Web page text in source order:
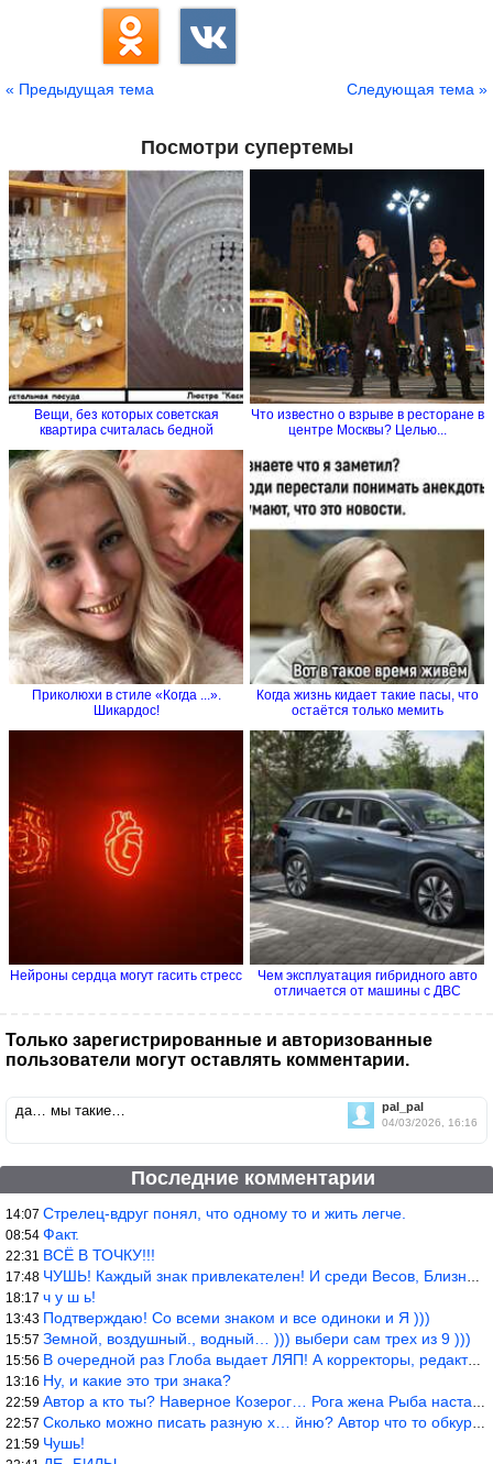
« Предыдущая тема Следующая тема »
Посмотри супертемы
Вещи, без которых советская
квартира считалась бедной
Что известно о взрыве в ресторане в
центре Москвы? Целью...
Приколюхи в стиле «Когда ...».
Шикардос!
Когда жизнь кидает такие пасы, что
остаётся только мемить
Нейроны сердца могут гасить стресс
Чем эксплуатация гибридного авто
отличается от машины с ДВС
Только зарегистрированные и авторизованные
пользователи могут оставлять комментарии.
pal_pal
04/03/2026, 16:16
да… мы такие…
Последние комментарии
14:07 Стрелец-вдруг понял, что одному то и жить легче.
08:54 Факт.
22:31 ВСЁ В ТОЧКУ!!!
17:48 ЧУШЬ! Каждый знак привлекателен! И среди Весов, Близнецов встреч
18:17 ч у ш ь!
13:43 Подтверждаю! Со всеми знаком и все одиноки и Я )))
15:57 Земной, воздушный., водный… ))) выбери сам трех из 9 )))
15:56 В очередной раз Глоба выдает ЛЯП! А корректоры, редакторы пропус
13:16 Ну, и какие это три знака?
22:59 Автор а кто ты? Наверное Козерог… Рога жена Рыба наставила ))
22:57 Сколько можно писать разную х… йню? Автор что то обкурился?
21:59 Чушь!